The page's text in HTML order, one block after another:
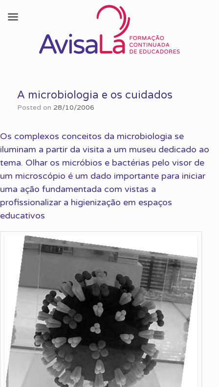
contentA microbiologia e os cuidados
Posted on 28/10/2006
Os complexos conceitos da microbiologia se
iluminam a partir da visita a um museu dedicado ao
tema. Olhar os micróbios e bactérias pelo visor de
um microscópio é um dado importante para iniciar
uma ação fundamentada com vistas a
profissionalizar a higienização em espaços
educativos